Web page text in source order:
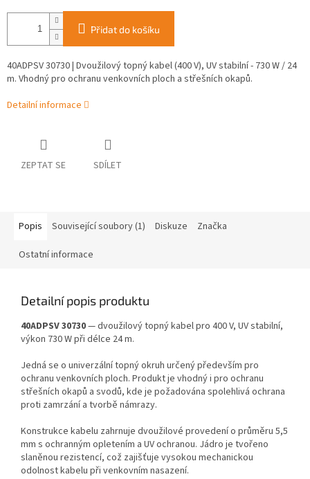
Přidat do košíku
40ADPSV 30730 | Dvoužilový topný kabel (400 V), UV stabilní - 730 W / 24
m. Vhodný pro ochranu venkovních ploch a střešních okapů.
Detailní informace
ZEPTAT SE SDÍLET
Popis Související soubory (1) Diskuze Značka
Ostatní informace
Detailní popis produktu
40ADPSV 30730— dvoužilový topný kabel pro 400 V, UV stabilní,
výkon 730 W při délce 24 m.
Jedná se o univerzální topný okruh určený především pro
ochranu venkovních ploch. Produkt je vhodný i pro ochranu
střešních okapů a svodů, kde je požadována spolehlivá ochrana
proti zamrzání a tvorbě námrazy.
Konstrukce kabelu zahrnuje dvoužilové provedení o průměru 5,5
mm s ochranným opletením a UV ochranou. Jádro je tvořeno
slaněnou rezistencí, což zajišťuje vysokou mechanickou
odolnost kabelu při venkovním nasazení.